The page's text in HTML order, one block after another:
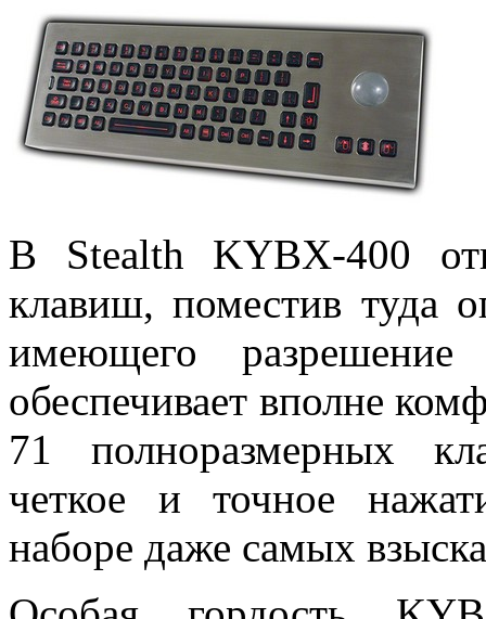
В Stealth KYBX-400
клавиш, поместив туда
имеющего
обеспечивает вполне
71 полноразмерных
четкое и точное
наборе даже самых